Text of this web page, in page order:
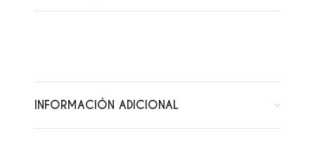
INFORMACIÓN ADICIONAL